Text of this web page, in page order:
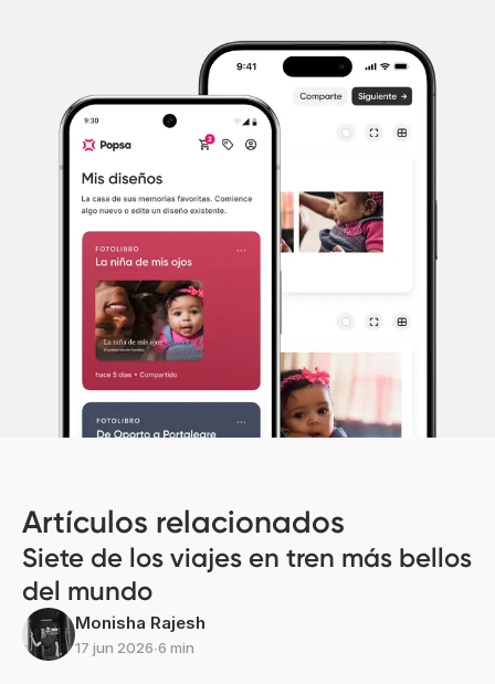
Artículos relacionados
Siete de los viajes en tren más bellos
del mundo
Monisha Rajesh
17 jun 2026∙6 min